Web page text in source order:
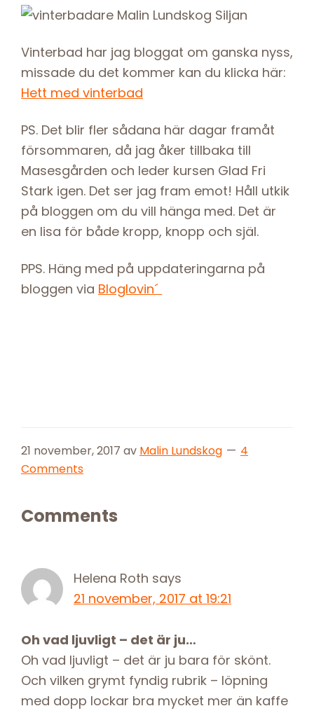
Vinterbad har jag bloggat om ganska nyss,
missade du det kommer kan du klicka här:
Hett med vinterbad
PS. Det blir fler sådana här dagar framåt
försommaren, då jag åker tillbaka till
Masesgården och leder kursen Glad Fri
Stark igen. Det ser jag fram emot! Håll utkik
på bloggen om du vill hänga med. Det är
en lisa för både kropp, knopp och själ.
PPS. Häng med på uppdateringarna på
bloggen via Bloglovin´
21 november, 2017 av Malin Lundskog
4
Comments
Reader
Comments
Helena Roth says
21 november, 2017 at 19:21
Oh vad ljuvligt – det är ju…
Oh vad ljuvligt – det är ju bara för skönt.
Och vilken grymt fyndig rubrik – löpning
med dopp lockar bra mycket mer än kaffe